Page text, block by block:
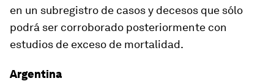
en un subregistro de casos y decesos que sólo
podrá ser corroborado posteriormente con
estudios de exceso de mortalidad.
Argentina